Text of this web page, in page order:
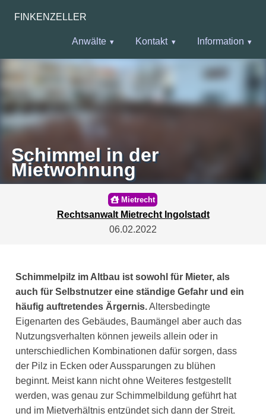
FINKENZELLER
Anwälte Kontakt Information
Schimmel in der
Mietwohnung
Mietrecht
Rechtsanwalt Mietrecht Ingolstadt
06.02.2022
Schimmelpilz im Altbau ist sowohl für Mieter, als
auch für Selbstnutzer eine ständige Gefahr und ein
häufig auftretendes Ärgernis.Altersbedingte
Eigenarten des Gebäudes, Baumängel aber auch das
Nutzungsverhalten können jeweils allein oder in
unterschiedlichen Kombinationen dafür sorgen, dass
der Pilz in Ecken oder Aussparungen zu blühen
beginnt. Meist kann nicht ohne Weiteres festgestellt
werden, was genau zur Schimmelbildung geführt hat
und im Mietverhältnis entzündet sich dann der Streit.